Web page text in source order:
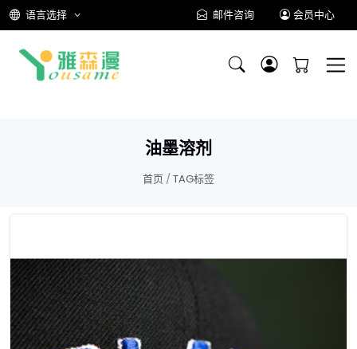
语言选择 邮件咨询 会员中心
油墨溶剂
首页 / TAG标签